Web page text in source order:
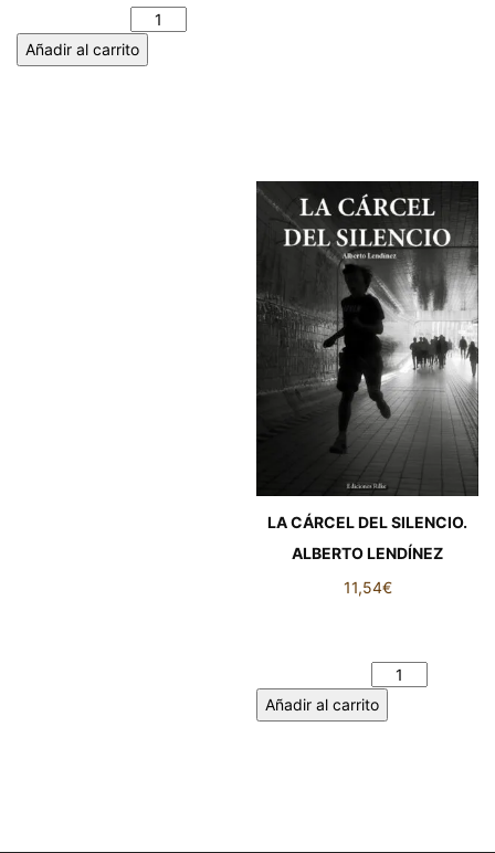
Añadir al carrito
LA CÁRCEL DEL SILENCIO.
ALBERTO LENDÍNEZ
11,54€
Añadir al carrito